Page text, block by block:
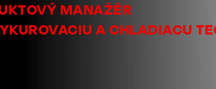
MANAŽÉR
A CHLADIACU